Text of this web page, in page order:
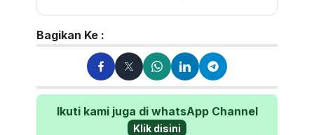
Walau sering mereview...
Bagikan Ke :
Ikuti kami juga di whatsApp Channel
Klik disini